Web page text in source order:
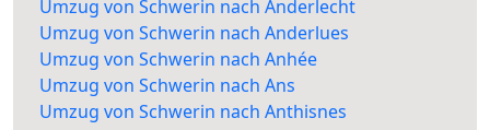
Umzug von Schwerin nach Anderlecht
Umzug von Schwerin nach Anderlues
Umzug von Schwerin nach Anhée
Umzug von Schwerin nach Ans
Umzug von Schwerin nach Anthisnes